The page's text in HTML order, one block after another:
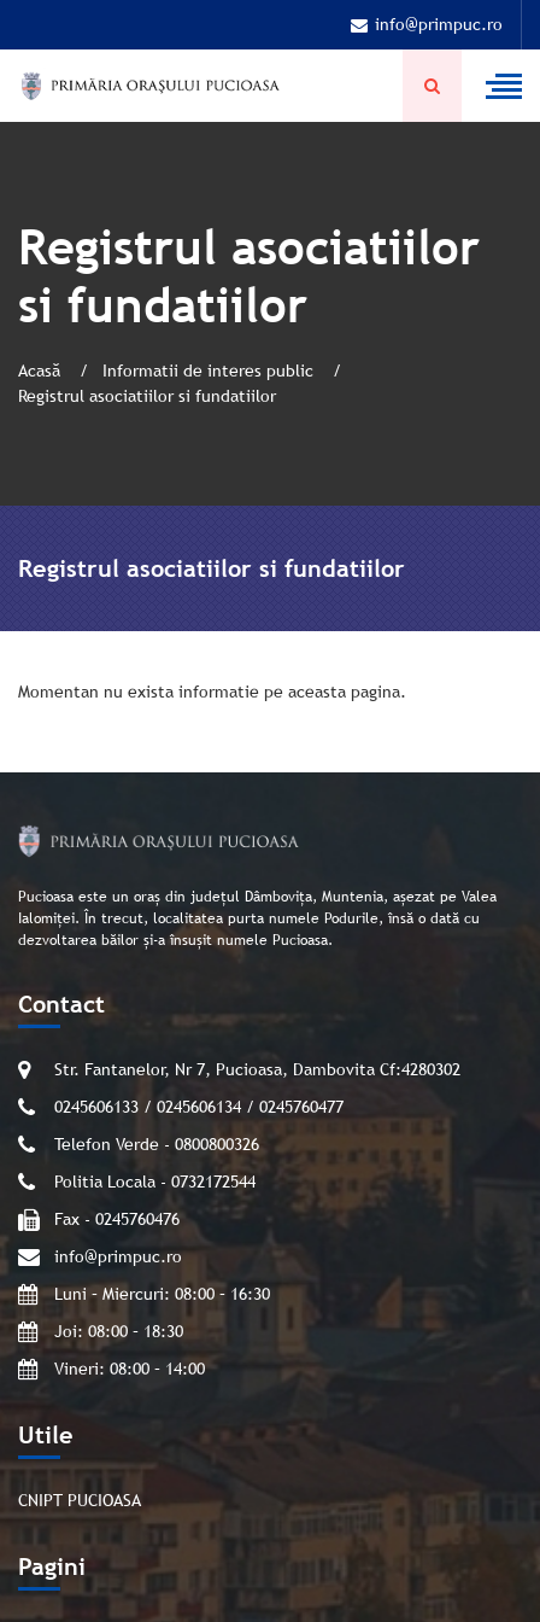
info@primpuc.ro
Registrul asociatiilor
si fundatiilor
Acasă
Informatii de interes public
Registrul asociatiilor si fundatiilor
Registrul asociatiilor si fundatiilor
Momentan nu exista informatie pe aceasta pagina.
Pucioasa este un oraș din județul Dâmbovița, Muntenia, așezat pe Valea
Ialomiței. În trecut, localitatea purta numele Podurile, însă o dată cu
dezvoltarea băilor și-a însușit numele Pucioasa.
Utile
CNIPT PUCIOASA
Pagini
Contact
Str. Fantanelor, Nr 7, Pucioasa, Dambovita Cf:4280302
0245606133 / 0245606134 / 0245760477
Telefon Verde - 0800800326
Politia Locala - 0732172544
Fax - 0245760476
info@primpuc.ro
Luni – Miercuri: 08:00 – 16:30
Joi: 08:00 – 18:30
Vineri: 08:00 – 14:00